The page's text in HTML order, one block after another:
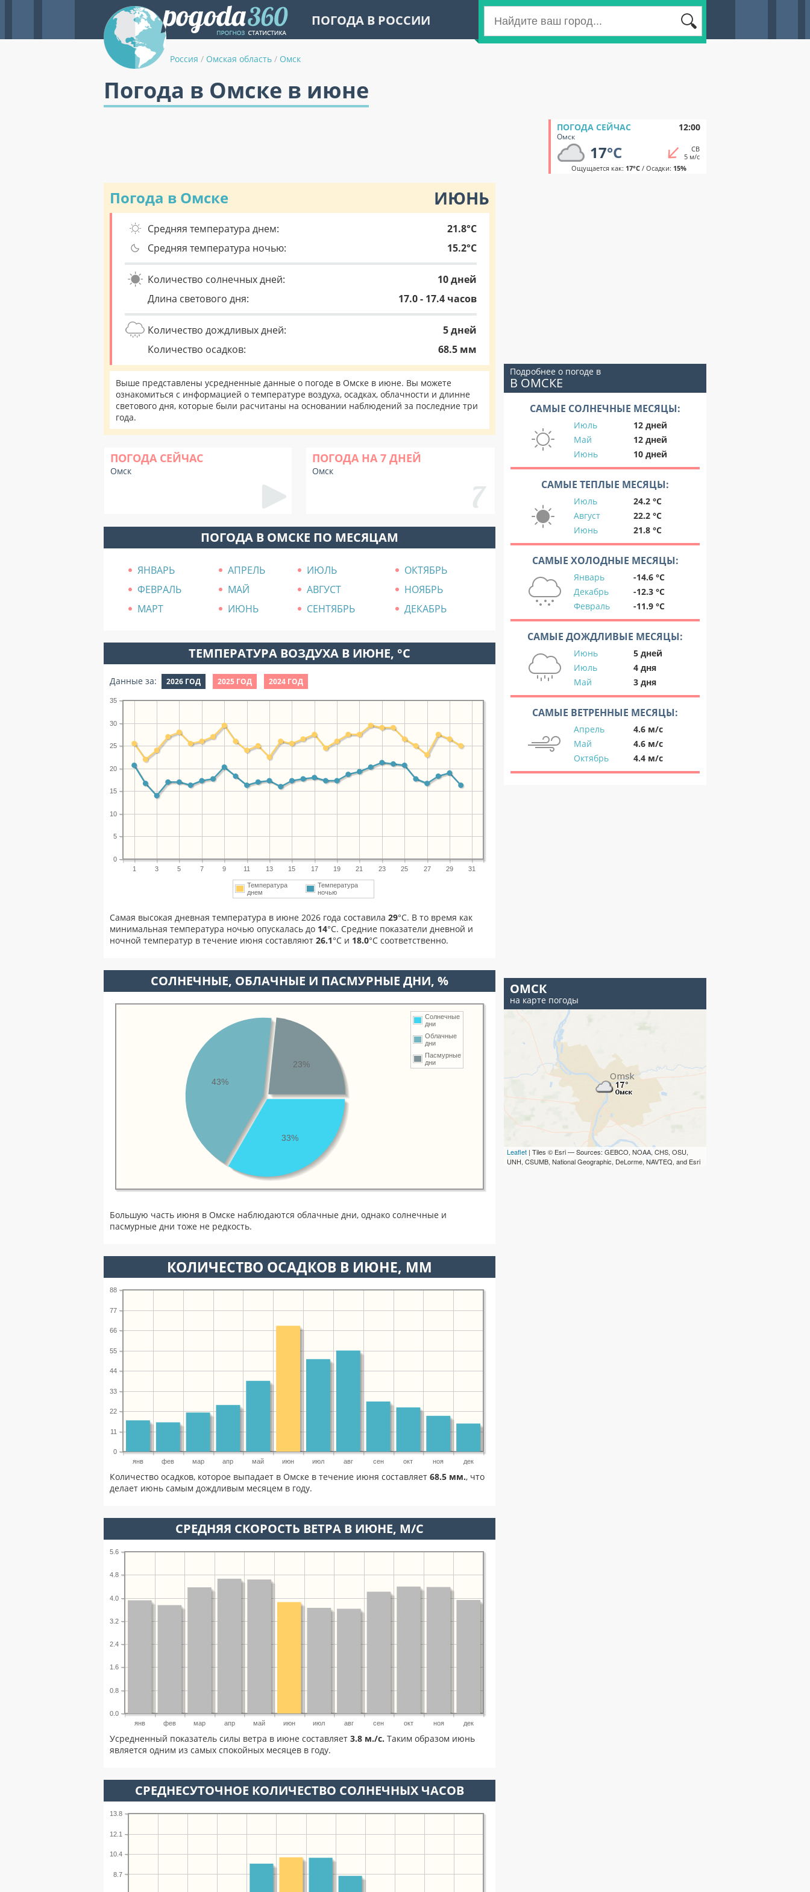
ПОГОДА В РОССИИ
Россия / Омская область / Омск
Погода в Омске в июне
ПОГОДА СЕЙЧАС 12:00
Омск
17°C
СВ
5 м/с
Ощущается как: 17°C/ Осадки: 15%
Погода в Омске ИЮНЬ
Средняя температура днем:
21.8°C
Средняя температура ночью:
15.2°C
Количество солнечных дней:
10 дней
Длина светового дня:
17.0 - 17.4 часов
Количество дождливых дней:
5 дней
Количество осадков:
68.5 мм
Выше представлены усредненные данные о погоде в Омске в июне. Вы можете
ознакомиться с информацией о температуре воздуха, осадках, облачности и длинне
светового дня, которые были расчитаны на основании наблюдений за последние три
года.
ПОГОДА СЕЙЧАС
Омск
ПОГОДА НА 7 ДНЕЙ
Омск
ПОГОДА В ОМСКЕ ПО МЕСЯЦАМ
ЯНВАРЬ АПРЕЛЬ ИЮЛЬ
ОКТЯБРЬ
ФЕВРАЛЬ
МАЙ АВГУСТ
НОЯБРЬ
МАРТ
ИЮНЬ СЕНТЯБРЬ ДЕКАБРЬ
ТЕМПЕРАТУРА ВОЗДУХА В ИЮНЕ, °C
Данные за: 2026 ГОД 2025 ГОД 2024 ГОД
1 3 5 7 9 11 13 15 17 19 21 23 25 27 29 31
0
5
10
15
20
25
30
35
Температура
днем
Температура
ночью
Самая высокая дневная температура в июне 2026 года составила 29°С. В то время как
минимальная температура ночью опускалась до 14°C. Средние показатели дневной и
ночной температур в течение июня составляют 26.1°С и 18.0°С соответственно.
CОЛНЕЧНЫЕ, ОБЛАЧНЫЕ И ПАСМУРНЫЕ ДНИ, %
Солнечные
дни
Облачные
дни
Пасмурные
дни
33%
43%
23%
Большую часть июня в Омске наблюдаются облачные дни, однако солнечные и
пасмурные дни тоже не редкость.
КОЛИЧЕСТВО ОСАДКОВ В ИЮНЕ, ММ
янв фев мар апр май июн июл авг сен окт ноя дек
0
11
22
33
44
55
66
77
88
Количество осадков, которое выпадает в Омске в течение июня составляет 68.5 мм., что
делает июнь самым дождливым месяцем в году.
СРЕДНЯЯ СКОРОСТЬ ВЕТРА В ИЮНЕ, М/С
янв фев мар апр май июн июл авг сен окт ноя дек
0.0
0.8
1.6
2.4
3.2
4.0
4.8
5.6
Усредненный показатель силы ветра в июне составляет 3.8 м./с. Таким образом июнь
является одним из самых спокойных месяцев в году.
СРЕДНЕСУТОЧНОЕ КОЛИЧЕСТВО СОЛНЕЧНЫХ ЧАСОВ
8.7
10.4
12.1
13.8
Подробнее о погоде в
В ОМСКЕ
САМЫЕ СОЛНЕЧНЫЕ МЕСЯЦЫ:
Июль
12 дней
Май
12 дней
Июнь
10 дней
САМЫЕ ТЕПЛЫЕ МЕСЯЦЫ:
Июль
24.2 °C
Август
22.2 °C
Июнь
21.8 °C
САМЫЕ ХОЛОДНЫЕ МЕСЯЦЫ:
Январь
-14.6 °C
Декабрь
-12.3 °C
Февраль
-11.9 °C
САМЫЕ ДОЖДЛИВЫЕ МЕСЯЦЫ:
Июнь
5 дней
Июль
4 дня
Май
3 дня
САМЫЕ ВЕТРЕННЫЕ МЕСЯЦЫ:
Апрель
4.6 м/с
Май
4.6 м/с
Октябрь
4.4 м/с
ОМСК
на карте погоды
Leaflet | Tiles © Esri — Sources: GEBCO, NOAA, CHS, OSU,
UNH, CSUMB, National Geographic, DeLorme, NAVTEQ, and Esri